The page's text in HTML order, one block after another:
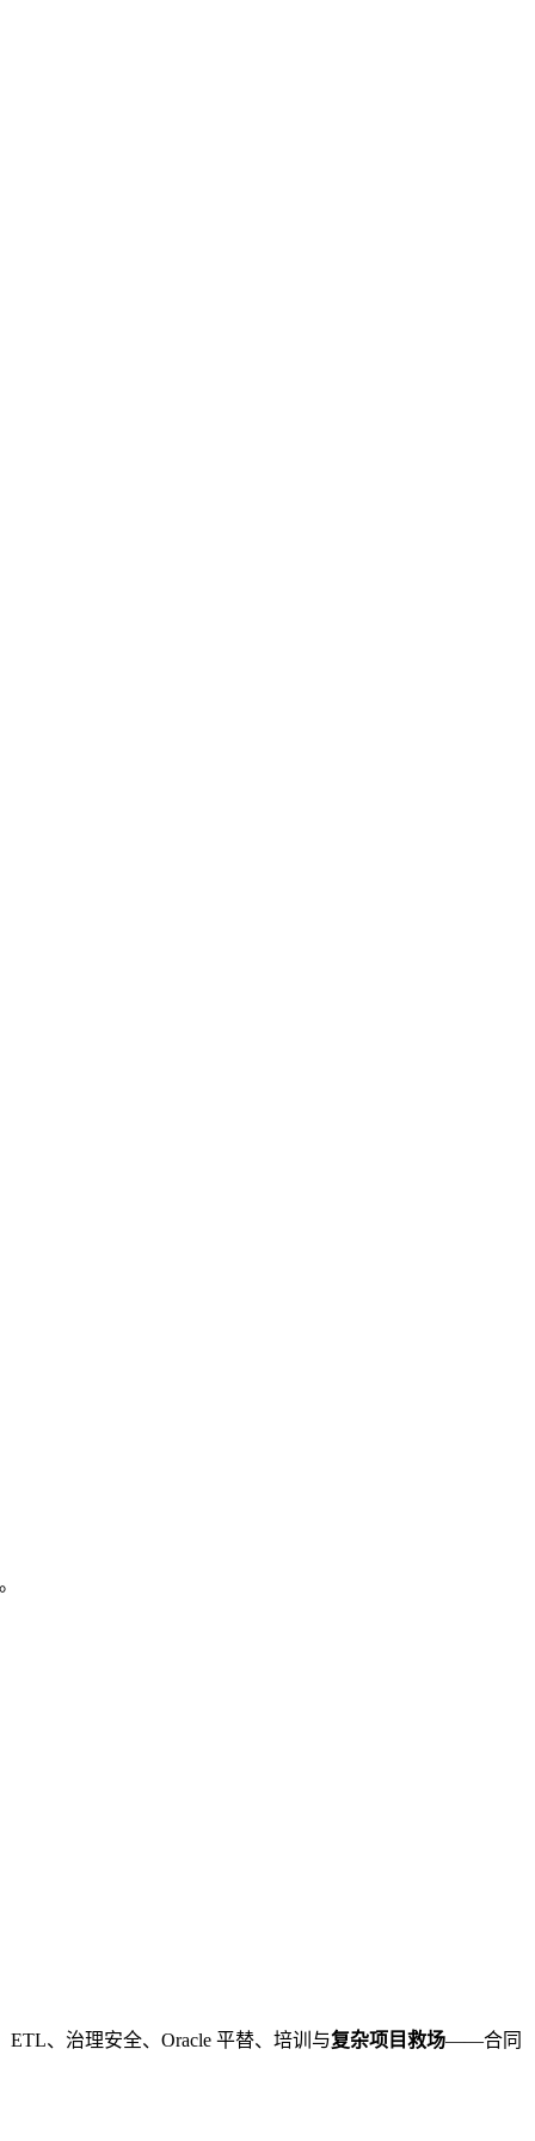
、治理安全、Oracle 平替、培训与复杂项目救场——合同